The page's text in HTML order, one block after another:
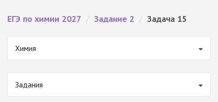
ЕГЭ по химии 2027 / Задание 2 / Задача 15
Химия
Задания